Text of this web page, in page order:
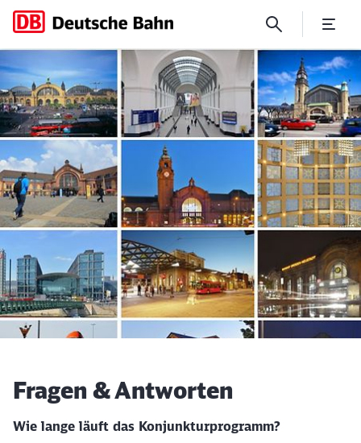
Fragen & Antworten
Artikel:
Fragen & Antworten
Wie lange läuft das Konjunkturprogramm?